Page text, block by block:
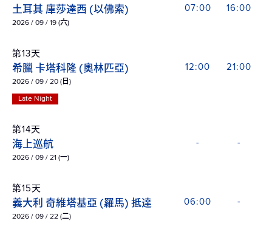
土耳其 庫莎達西 (以佛索)
2026 / 09 / 19 (六)
07:00 16:00
第13天
希臘 卡塔科隆 (奧林匹亞)
2026 / 09 / 20 (日)
Late Night
12:00 21:00
第14天
海上巡航
2026 / 09 / 21 (一)
- -
第15天
義大利 奇維塔基亞 (羅馬) 抵達
2026 / 09 / 22 (二)
06:00 -